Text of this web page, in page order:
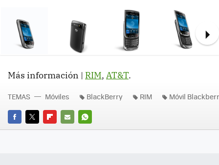
Más información | RIM, AT&T.
FACEBOOK
TWITTERFLIPBOARD
E-
WHATSAPP
TEMAS Móviles BlackBerry RIM Móvil